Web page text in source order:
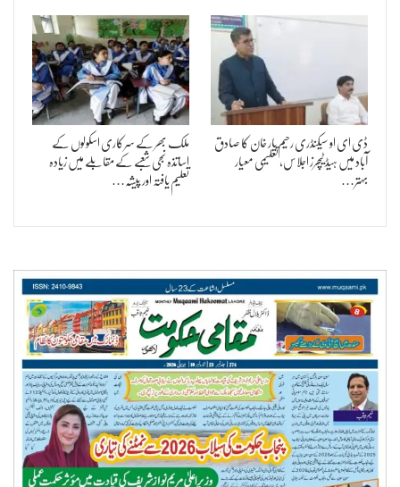
ڈی ای او سیکنڈری رحیم یار خان کا صادق
آباد میں ہیڈ ٹیچرز اجلاس، تعلیمی معیار
بہتر…
ملک بھر کے سرکاری اسکولوں کے
اساتذہ نجی شعبے کے مقابلے میں زیادہ
تعلیم یافتہ اور پیشہ…